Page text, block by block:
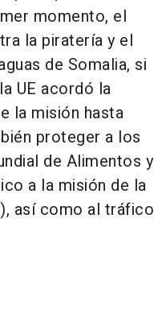
momento, el
la piratería y el
de Somalia, si
UE acordó la
la misión hasta
proteger a los
de Alimentos y
a la misión de la
así como al tráfico